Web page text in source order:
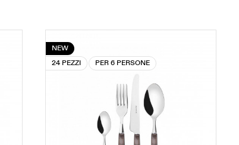
NEW
24 PEZZI
PER 6 PERSONE